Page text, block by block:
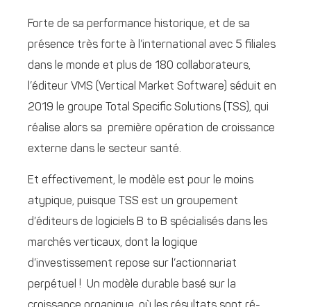
Forte de sa performance historique, et de sa
présence très forte à l’international avec 5 filiales
dans le monde et plus de 180 collaborateurs,
l’éditeur VMS (Vertical Market Software) séduit en
2019 le groupe Total Specific Solutions (TSS), qui
réalise alors sa première opération de croissance
externe dans le secteur santé.
Et effectivement, le modèle est pour le moins
atypique, puisque TSS est un groupement
d’éditeurs de logiciels B to B spécialisés dans les
marchés verticaux, dont la logique
d’investissement repose sur l’actionnariat
perpétuel ! Un modèle durable basé sur la